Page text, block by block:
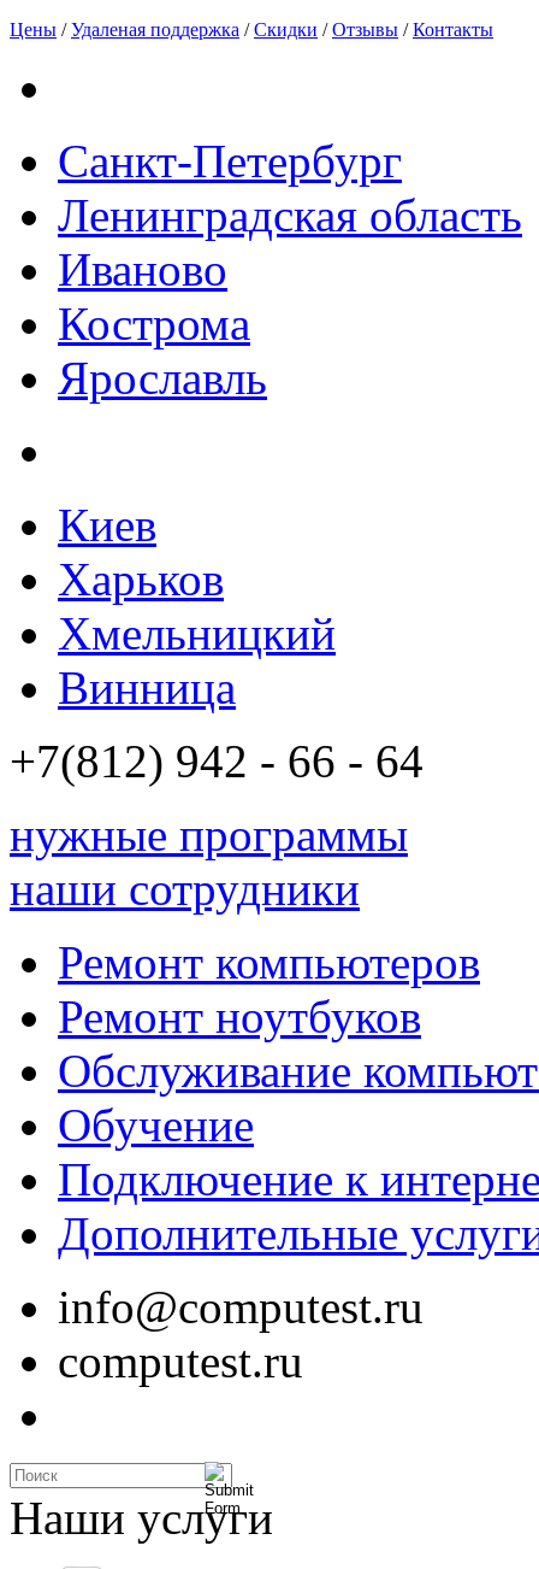
Цены /Удаленая поддержка /Скидки /Отзывы /Контакты
Санкт-Петербург
Ленинградская область
Иваново
Кострома
Ярославль
Киев
Харьков
Хмельницкий
Винница
+7(812) 942 - 66 - 64
нужные программы
наши сотрудники
Ремонт компьютеров
Ремонт ноутбуков
Обслуживание
Обучение
Подключение к
Дополнительные
info@computest.ru
computest.ru
Наши услуги